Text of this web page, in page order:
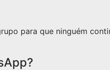
para que ninguém